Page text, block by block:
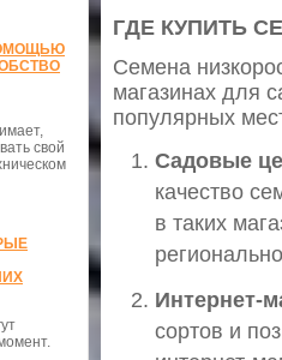
свой
ГДЕ КУПИТЬ
Семена
магазинах для
популярных
Садовые
качество
в таких
Интернет-
сортов и